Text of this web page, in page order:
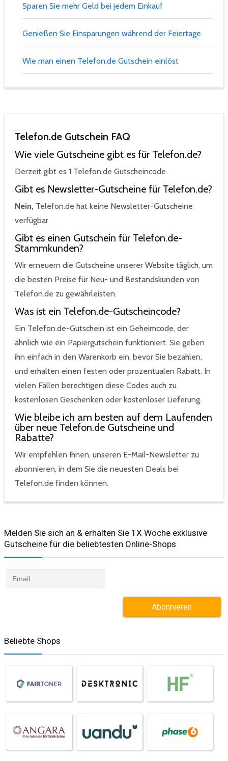
Sparen Sie mehr Geld bei jedem Einkauf
Genießen Sie Einsparungen während der Feiertage
Wie man einen Telefon.de Gutschein einlöst
Telefon.de Gutschein FAQ
Wie viele Gutscheine gibt es für Telefon.de?
Derzeit gibt es 1 Telefon.de Gutscheincode.
Gibt es Newsletter-Gutscheine für Telefon.de?
Nein, Telefon.de hat keine Newsletter-Gutscheine
verfügbar
Gibt es einen Gutschein für Telefon.de-
Stammkunden?
Wir erneuern die Gutscheine unserer Website täglich, um
die besten Preise für Neu- und Bestandskunden von
Telefon.de zu gewährleisten.
Was ist ein Telefon.de-Gutscheincode?
Ein Telefon.de-Gutschein ist ein Geheimcode, der
ähnlich wie ein Papiergutschein funktioniert. Sie geben
ihn einfach in den Warenkorb ein, bevor Sie bezahlen,
und erhalten einen festen oder prozentualen Rabatt. In
vielen Fällen berechtigen diese Codes auch zu
kostenlosen Geschenken oder kostenloser Lieferung.
Wie bleibe ich am besten auf dem Laufenden
über neue Telefon.de Gutscheine und
Rabatte?
Wir empfehlen Ihnen, unseren E-Mail-Newsletter zu
abonnieren, in dem Sie die neuesten Deals bei
Telefon.de finden können.
Melden Sie sich an & erhalten Sie 1X Woche exklusive
Gutscheine für die beliebtesten Online-Shops​
Beliebte Shops